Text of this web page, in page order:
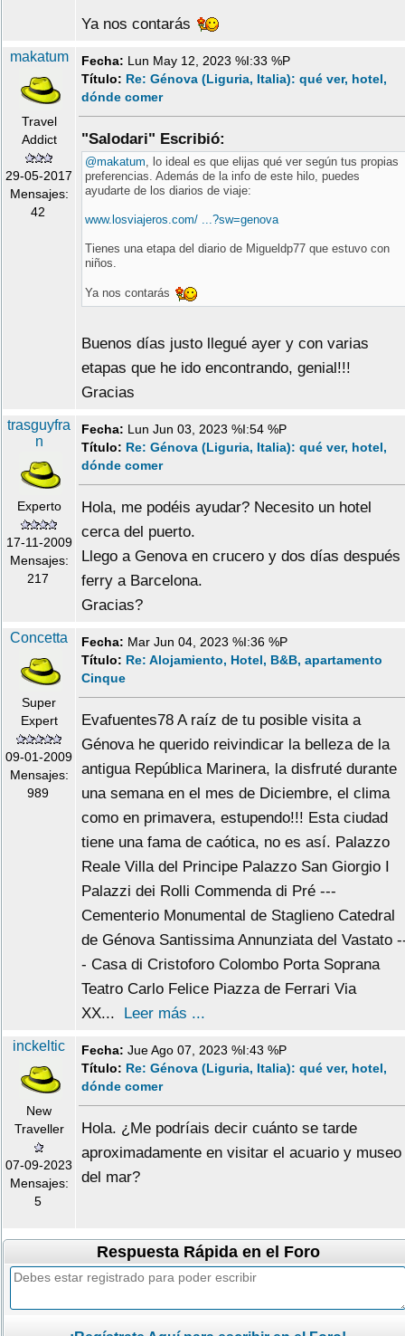
Ya nos contarás
makatum
Travel
Addict
29-05-2017
Mensajes:
42
Fecha: Lun May 12, 2023 %I:33 %P
Título: Re: Génova (Liguria, Italia): qué ver, hotel,
dónde comer
"Salodari" Escribió:
@makatum , lo ideal es que elijas qué ver según tus propias
preferencias. Además de la info de este hilo, puedes
ayudarte de los diarios de viaje:
www.losviajeros.com/ ...?sw=genova
Tienes una etapa del diario de Migueldp77 que estuvo con
niños.
Ya nos contarás
Buenos días justo llegué ayer y con varias
etapas que he ido encontrando, genial!!!
Gracias
trasguyfra
n
Experto
17-11-2009
Mensajes:
217
Fecha: Lun Jun 03, 2023 %I:54 %P
Título: Re: Génova (Liguria, Italia): qué ver, hotel,
dónde comer
Hola, me podéis ayudar? Necesito un hotel
cerca del puerto.
Llego a Genova en crucero y dos días después
ferry a Barcelona.
Gracias?
Concetta
Super
Expert
09-01-2009
Mensajes:
989
Fecha: Mar Jun 04, 2023 %I:36 %P
Título: Re: Alojamiento, Hotel, B&B, apartamento
Cinque
Evafuentes78 A raíz de tu posible visita a
Génova he querido reivindicar la belleza de la
antigua República Marinera, la disfruté durante
una semana en el mes de Diciembre, el clima
como en primavera, estupendo!!! Esta ciudad
tiene una fama de caótica, no es así. Palazzo
Reale Villa del Principe Palazzo San Giorgio I
Palazzi dei Rolli Commenda di Pré ---
Cementerio Monumental de Staglieno Catedral
de Génova Santissima Annunziata del Vastato
- Casa di Cristoforo Colombo Porta Soprana
Teatro Carlo Felice Piazza de Ferrari Via
XX... Leer más ...
inckeltic
New
Traveller
07-09-2023
Mensajes:
5
Fecha: Jue Ago 07, 2023 %I:43 %P
Título: Re: Génova (Liguria, Italia): qué ver, hotel,
dónde comer
Hola. ¿Me podríais decir cuánto se tarde
aproximadamente en visitar el acuario y museo
del mar?
Respuesta Rápida en el Foro